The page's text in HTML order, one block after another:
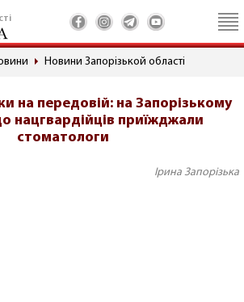
Новини Запорізькой області
на передовій: на Запорізькому
нацгвардійців приїжджали
стоматологи
Ірина Запорізька